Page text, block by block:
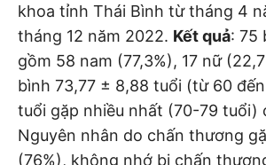
khoa tỉnh Thái Bình từ tháng 4
tháng 12 năm 2022. Kết quả: 75
gồm 58 nam (77,3%), 17 nữ
bình 73,77 ± 8,88 tuổi (từ 60
tuổi gặp nhiều nhất (70-79 tuổi)
Nguyên nhân do chấn thương
(76%), không nhớ bị chấn